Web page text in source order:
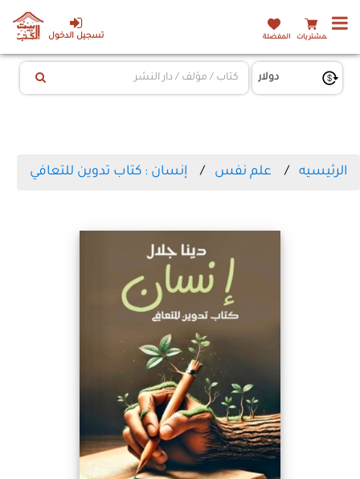
تسجيل الدخول المشتريات المفضلة
الرئيسيه علم نفس إنسان : كتاب تدوين للتعافي